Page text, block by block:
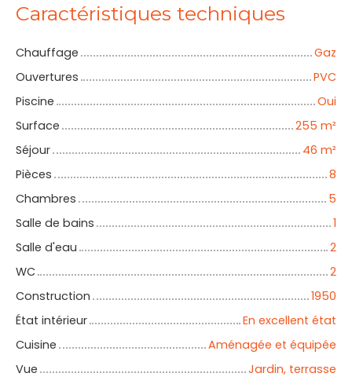
Caractéristiques techniques
Chauffage
Gaz
Ouvertures
PVC
Piscine
Oui
Surface
255 m²
Séjour
46 m²
Pièces
8
Chambres
5
Salle de bains
1
Salle d'eau
2
WC
2
Construction
1950
État intérieur
En excellent état
Cuisine
Aménagée et équipée
Vue
Jardin, terrasse